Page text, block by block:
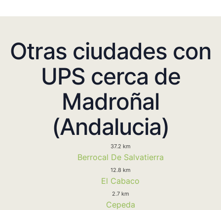
Otras ciudades con
UPS cerca de
Madroñal
(Andalucia)
37.2 km
Berrocal De Salvatierra
12.8 km
El Cabaco
2.7 km
Cepeda